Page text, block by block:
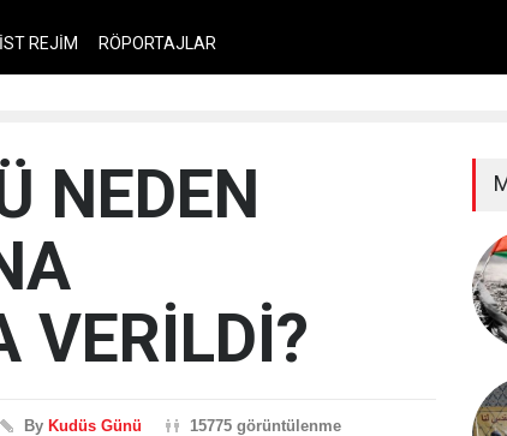
REJİM RÖPORTAJLAR
NEDEN
VERİLDİ?
By Kudüs Günü 15775 görüntülenme